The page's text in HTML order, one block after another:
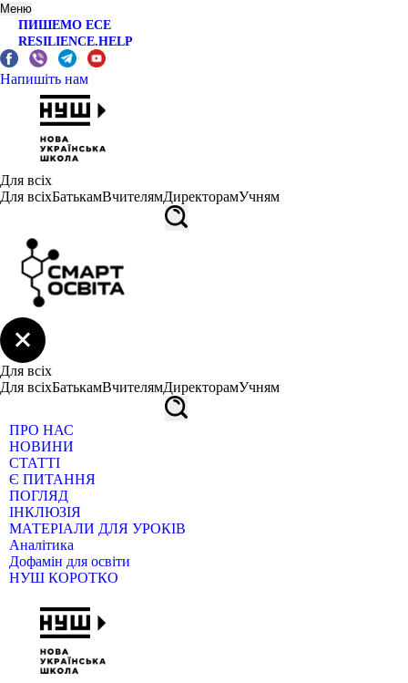
Меню
ПИШЕМО ЕСЕ
RESILIENCE.HELP
Напишіть нам
Для всіх
Для всіхБатькамВчителямДиректорамУчням
Для всіх
Для всіхБатькамВчителямДиректорамУчням
ПРО НАС
НОВИНИ
СТАТТІ
Є ПИТАННЯ
ПОГЛЯД
ІНКЛЮЗІЯ
МАТЕРІАЛИ ДЛЯ УРОКІВ
Аналітика
Дофамін для освіти
НУШ КОРОТКО